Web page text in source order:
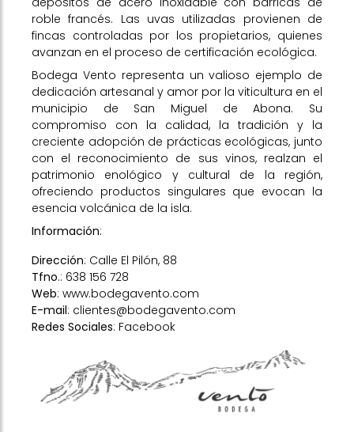
roble francés. Las uvas utilizadas provienen de
fincas controladas por los propietarios, quienes
avanzan en el proceso de certificación ecológica.
Bodega Vento representa un valioso ejemplo de
dedicación artesanal y amor por la viticultura en el
municipio de San Miguel de Abona. Su
compromiso con la calidad, la tradición y la
creciente adopción de prácticas ecológicas, junto
con el reconocimiento de sus vinos, realzan el
patrimonio enológico y cultural de la región,
ofreciendo productos singulares que evocan la
esencia volcánica de la isla.
Información:
Dirección: Calle El Pilón, 88
Tfno.: 638 156 728
Web: www.bodegavento.com
E-mail: clientes@bodegavento.com
Redes Sociales: Facebook